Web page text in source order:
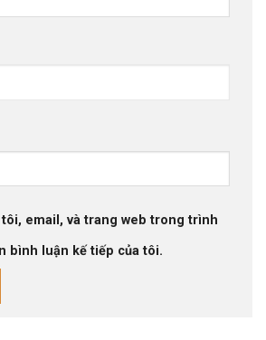
tôi, email, và trang web trong trình
bình luận kế tiếp của tôi.